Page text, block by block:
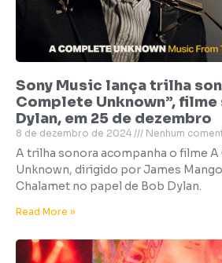
Sony Music lança trilha
Complete Unknown”, filme
Dylan, em 25 de dezembro
8 de dezembro de 2024 Nenhum
A trilha sonora acompanha o filme
Unknown, dirigido por James
Chalamet no papel de Bob Dylan.
Read More »